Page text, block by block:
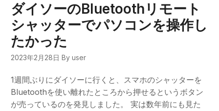
ダイソーのBluetoothリモート
シャッターでパソコンを操作し
たかった
2023年2月28日 By user
1週間ぶりにダイソーに行くと、スマホのシャッターを
Bluetoothを使い離れたところから押せるというボタン
が売っているのを発見しました。 実は数年前にも見た